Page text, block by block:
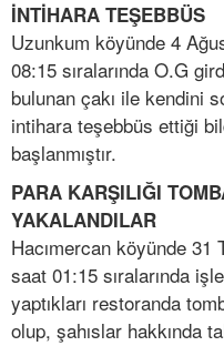
İNTİHARA TEŞEBBÜS
Uzunkum köyünde 4
08:15 sıralarında O.G
bulunan çakı ile kendini
intihara teşebbüs ettiği
başlanmıştır.
PARA KARŞILIĞI
YAKALANDILAR
Hacımercan köyünde 31
saat 01:15 sıralarında
yaptıkları restoranda
olup, şahıslar hakkında